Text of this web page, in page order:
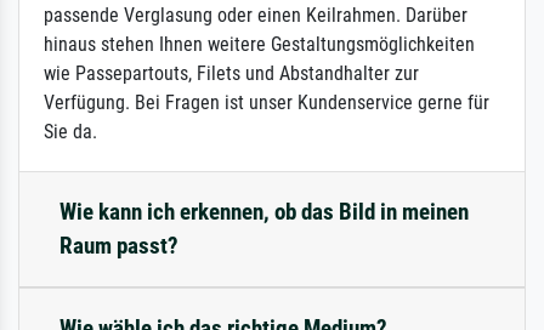
passende Verglasung oder einen Keilrahmen. Darüber
hinaus stehen Ihnen weitere Gestaltungsmöglichkeiten
wie Passepartouts, Filets und Abstandhalter zur
Verfügung. Bei Fragen ist unser Kundenservice gerne für
Sie da.
Wie kann ich erkennen, ob das Bild in meinen
Raum passt?